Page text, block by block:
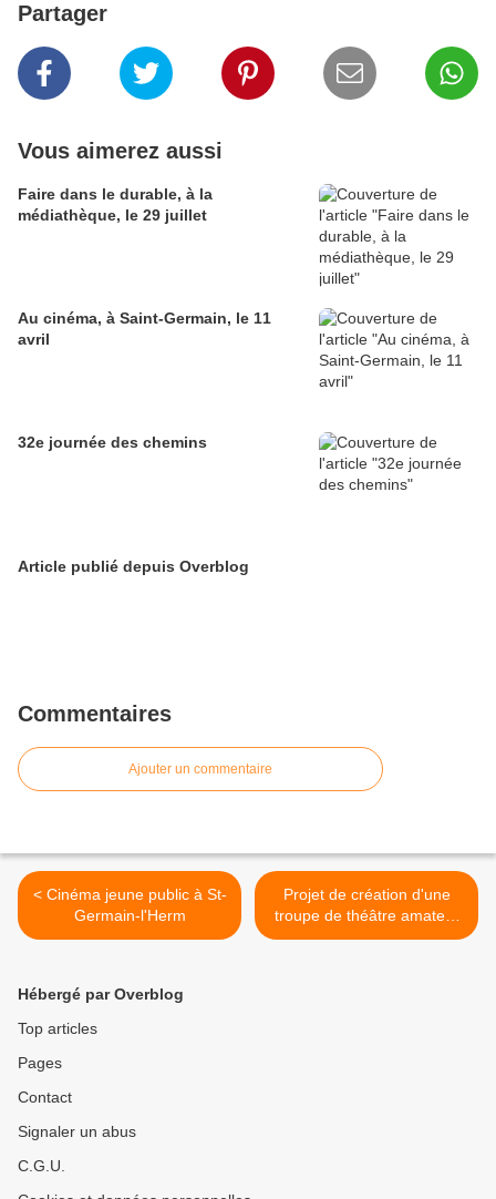
Partager
Vous aimerez aussi
Faire dans le durable, à la
médiathèque, le 29 juillet
Au cinéma, à Saint-Germain, le 11
avril
32e journée des chemins
Article publié depuis Overblog
Commentaires
Ajouter un commentaire
< Cinéma jeune public à St-
Germain-l'Herm
Projet de création d'une
troupe de théâtre amateur
>
Hébergé par Overblog
Top articles
Pages
Contact
Signaler un abus
C.G.U.